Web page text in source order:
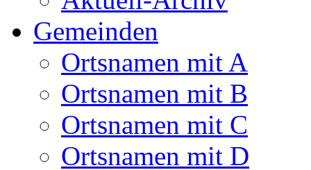
Gemeinden
Ortsnamen mit A
Ortsnamen mit B
Ortsnamen mit C
Ortsnamen mit D